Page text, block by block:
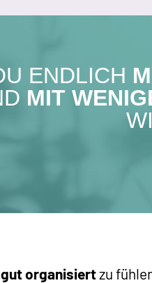
ENDLICH
MIT
organisiertzu